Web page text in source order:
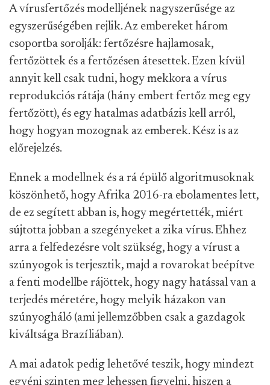
A vírusfertőzés modelljének nagyszerűsége az
egyszerűségében rejlik. Az embereket három
csoportba sorolják: fertőzésre hajlamosak,
fertőzöttek és a fertőzésen átesettek. Ezen kívül
annyit kell csak tudni, hogy mekkora a vírus
reprodukciós rátája (hány embert fertőz meg egy
fertőzött), és egy hatalmas adatbázis kell arról,
hogy hogyan mozognak az emberek. Kész is az
előrejelzés.
Ennek a modellnek és a rá épülő algoritmusoknak
köszönhető, hogy Afrika 2016-ra ebolamentes lett,
de ez segített abban is, hogy megértették, miért
sújtotta jobban a szegényeket a zika vírus. Ehhez
arra a felfedezésre volt szükség, hogy a vírust a
szúnyogok is terjesztik, majd a rovarokat beépítve
a fenti modellbe rájöttek, hogy nagy hatással van a
terjedés méretére, hogy melyik házakon van
szúnyogháló (ami jellemzőbben csak a gazdagok
kiváltsága Brazíliában).
A mai adatok pedig lehetővé teszik, hogy mindezt
egyéni szinten meg lehessen figyelni, hiszen a